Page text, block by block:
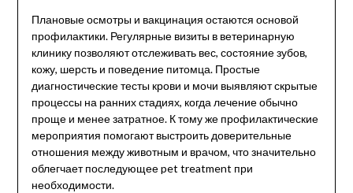
Плановые осмотры и вакцинация остаются основой
профилактики. Регулярные визиты в ветеринарную
клинику позволяют отслеживать вес, состояние зубов,
кожу, шерсть и поведение питомца. Простые
диагностические тесты крови и мочи выявляют скрытые
процессы на ранних стадиях, когда лечение обычно
проще и менее затратное. К тому же профилактические
мероприятия помогают выстроить доверительные
отношения между животным и врачом, что значительно
облегчает последующее pet treatment при
необходимости.